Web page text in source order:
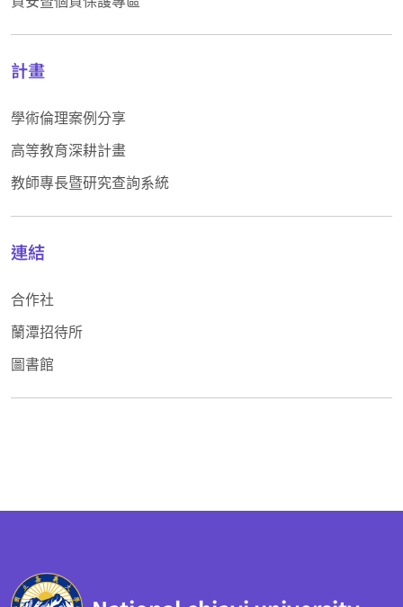
計畫
學術倫理案例分享
高等教育深耕計畫
教師專長暨研究查詢系統
連結
合作社
蘭潭招待所
圖書館